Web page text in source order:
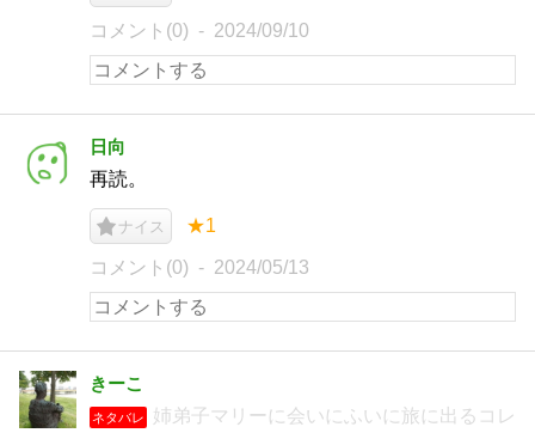
コメント(0) 2024/09/10
日向
再読。
ナイス ★1
コメント(0) 2024/05/13
きーこ
ネタバレ
姉弟子マリーに会いにふいに旅に出るコレ